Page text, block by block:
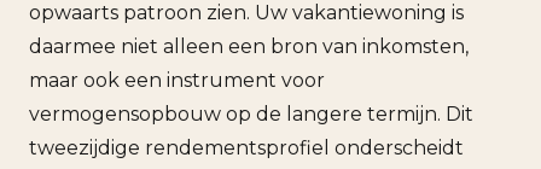
opwaarts patroon zien. Uw vakantiewoning is
daarmee niet alleen een bron van inkomsten,
maar ook een instrument voor
vermogensopbouw op de langere termijn. Dit
tweezijdige rendementsprofiel onderscheidt